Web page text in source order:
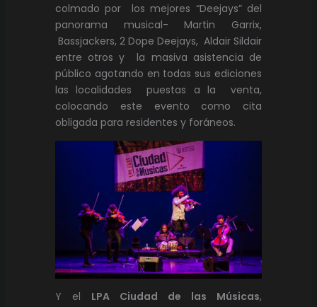
colmado por los mejores “Deejays” del
panorama musical- Martin Garrix,
Bassjackers, 2 Dope Deejays, Aldair Sildair
entre otros y la masiva asistencia de
público agotando en todas sus ediciones
las localidades puestas a la venta,
colocando este evento como cita
obligada para residentes y foráneos.
Y el LPA Ciudad de las Músicas,